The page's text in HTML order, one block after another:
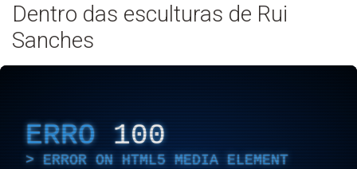
Dentro das esculturas de Rui
Sanches
ERRO 100
ERROR ON HTML5 MEDIA ELEMENT